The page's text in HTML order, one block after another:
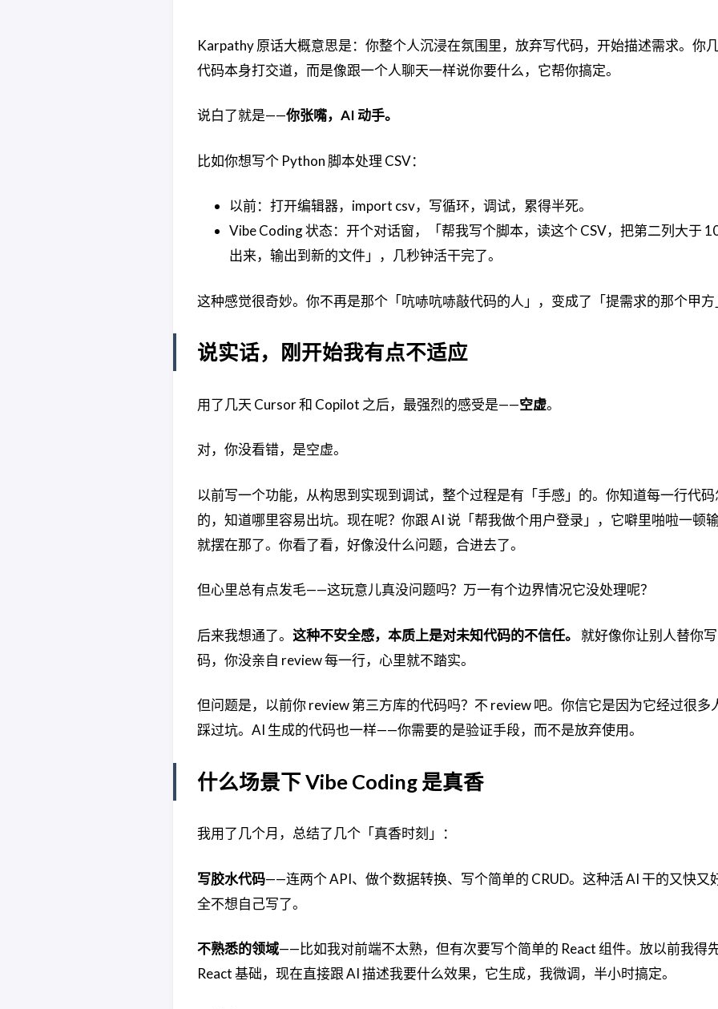
Karpathy 原话大概意思是：你整个人沉浸在氛围里，放弃写代码，开始描述需求。你
代码本身打交道，而是像跟一个人聊天一样说你要什么，它帮你搞定。
说白了就是——你张嘴，AI 动手。
比如你想写个 Python 脚本处理 CSV：
以前：打开编辑器，import csv，写循环，调试，累得半死。
Vibe Coding 状态：开个对话窗，「帮我写个脚本，读这个 CSV，把第二列大于
出来，输出到新的文件」，几秒钟活干完了。
这种感觉很奇妙。你不再是那个「吭哧吭哧敲代码的人」，变成了「提需求的那个甲方
说实话，刚开始我有点不适应
用了几天 Cursor 和 Copilot 之后，最强烈的感受是——空虚。
对，你没看错，是空虚。
以前写一个功能，从构思到实现到调试，整个过程是有「手感」的。你知道每一行代码
的，知道哪里容易出坑。现在呢？你跟 AI 说「帮我做个用户登录」，它噼里啪啦一顿
就摆在那了。你看了看，好像没什么问题，合进去了。
但心里总有点发毛——这玩意儿真没问题吗？万一有个边界情况它没处理呢？
后来我想通了。 这种不安全感，本质上是对未知代码的不信任。
就好像你让别人替你
码，你没亲自 review 每一行，心里就不踏实。
但问题是，以前你 review 第三方库的代码吗？不 review 吧。你信它是因为它经过很多
踩过坑。AI 生成的代码也一样——你需要的是验证手段，而不是放弃使用。
什么场景下 Vibe Coding 是真香
我用了几个月，总结了几个「真香时刻」：
写胶水代码——连两个 API、做个数据转换、写个简单的 CRUD。这种活 AI 干的又快又
全不想自己写了。
不熟悉的领域——比如我对前端不太熟，但有次要写个简单的 React 组件。放以前我得
React 基础，现在直接跟 AI 描述我要什么效果，它生成，我微调，半小时搞定。